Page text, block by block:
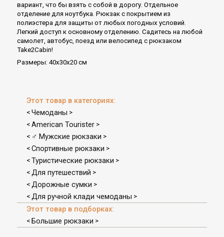
вариант, что бы взять с собой в дорогу. Отдельное
отделение для ноутбука. Рюкзак с покрытием из
полиэстера для защиты от любых погодных условий.
Легкий доступ к основному отделению. Садитесь на любой
самолет, автобус, поезд или велосипед с рюкзаком
Take2Cabin!
Размеры: 40x30x20 см
Этот товар в категориях:
< Чемоданы >
< American Tourister>
< ♂ Мужские рюкзаки >
< Спортивные рюкзаки >
< Туристические рюкзаки >
< Для путешествий >
< Дорожные сумки >
< Для ручной клади чемоданы >
Этот товар в подборках:
< Большие рюкзаки >